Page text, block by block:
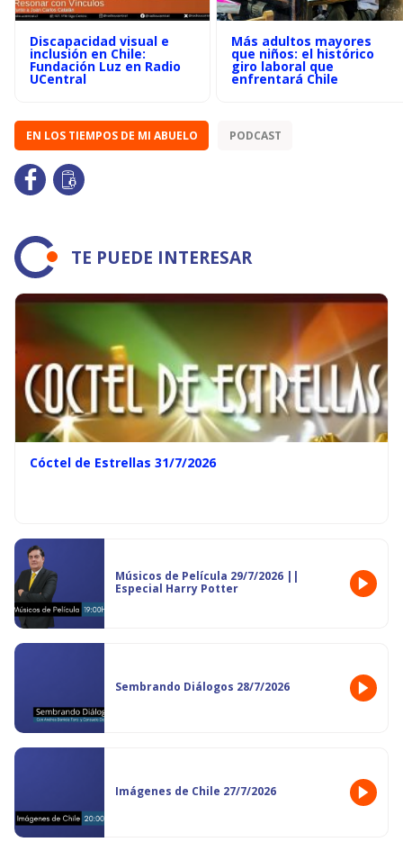
Discapacidad visual e
inclusión en Chile:
Fundación Luz en Radio
UCentral
Más adultos mayores
que niños: el histórico
giro laboral que
enfrentará Chile
EN LOS TIEMPOS DE MI ABUELO PODCAST
TE PUEDE INTERESAR
Cóctel de Estrellas 31/7/2026
Músicos de Película 29/7/2026 ||
Especial Harry Potter
Sembrando Diálogos 28/7/2026
Imágenes de Chile 27/7/2026